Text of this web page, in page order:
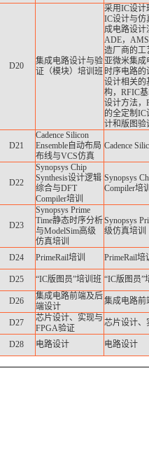
D20
集成电路设计与验
证（模块）培训班
采用IC设计
IC设计与仿
成电路设计
ADE，AMS
造厂商的工
亚微米集成
时序电路的
设计相关的
构，RFIC
设计方法，
的全定制
计和版图验
D21
Cadence Silicon
Ensemble自动布局
布线与VCS仿真
Cadence
D22
Synopsys Chip
Synthesis设计逻辑
综合与DFT
Compiler培训
Synopsys
Compiler培
D23
Synopsys Prime
Time静态时序分析
与ModelSim高级
仿真培训
Synopsys
级仿真培训
D24 PrimeRail培训 PrimeRail培
D25 “IC版图员”培训班 “IC版图员”
D26
集成电路前端及后
端设计
集成电路前
D27
芯片设计、实现与
FPGA验证
芯片设计、
D28 电路设计 电路设计